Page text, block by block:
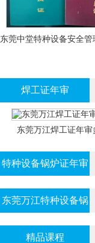
东莞中堂特种设备安全
焊工证年审
东莞万江焊工证年审
特种设备锅炉证年审
东莞万江特种设备锅
炉证年审
精品课程